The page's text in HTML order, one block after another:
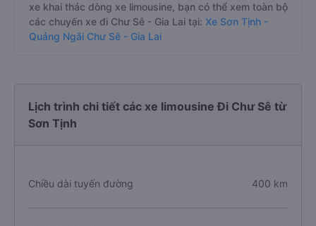
xe khai thác dòng xe limousine, bạn có thể xem toàn bộ
các chuyến xe đi Chư Sê - Gia Lai tại: Xe Sơn Tịnh -
Quảng Ngãi Chư Sê - Gia Lai
Lịch trình chi tiết các xe limousine Đi Chư Sê từ
Sơn Tịnh
Chiều dài tuyến đường 400 km